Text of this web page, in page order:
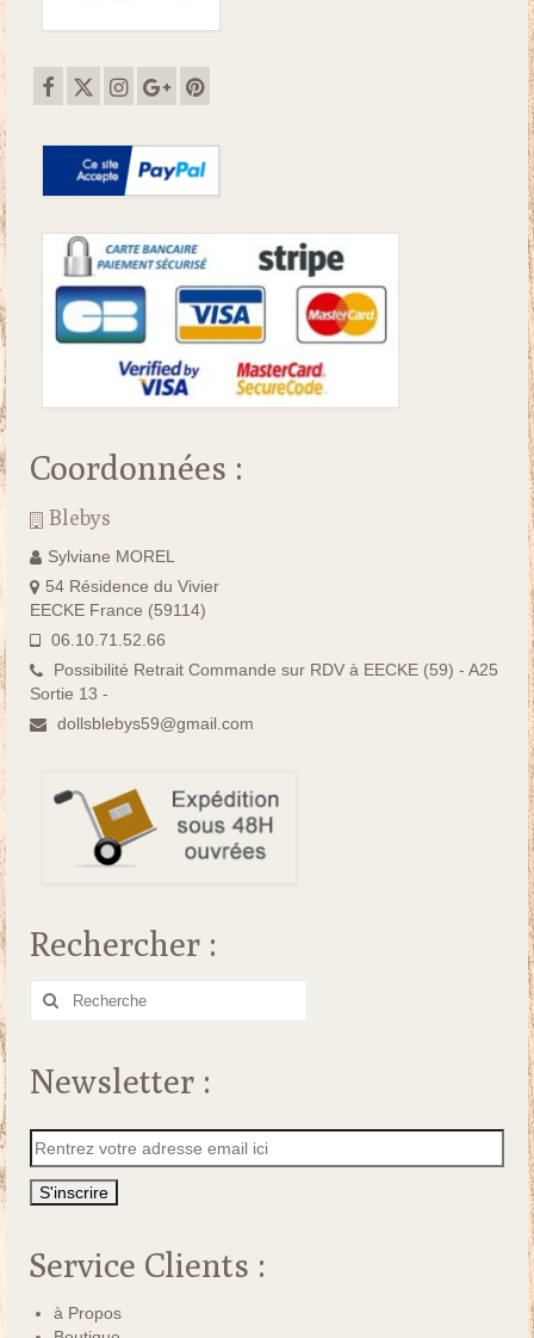
Coordonnées :
Blebys
Sylviane MOREL
54 Résidence du Vivier
EECKE France (59114)
06.10.71.52.66
Possibilité Retrait Commande sur RDV à EECKE (59) - A25
Sortie 13 -
dollsblebys59@gmail.com
Rechercher :
Rechercher
Newsletter :
Service Clients :
à Propos